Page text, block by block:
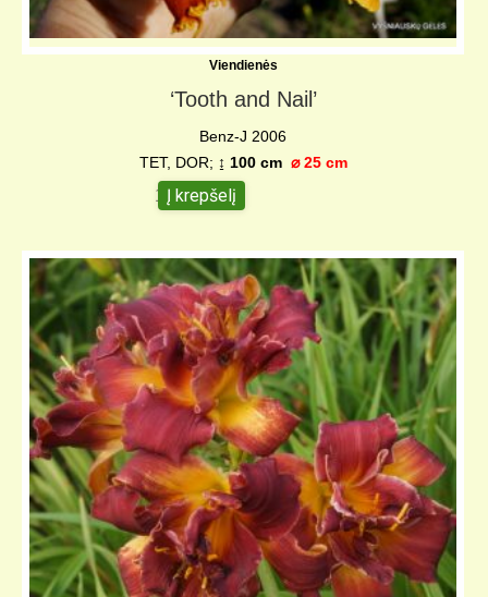
Viendienės
‘Tooth and Nail’
Benz-J 2006
TET, DOR; ↨ 100 cm⌀ 25 cm
10,00€
Į krepšelį